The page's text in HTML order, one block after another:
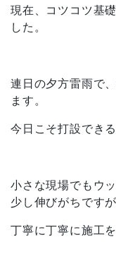
現在、コツコツ基
した。
連日の夕方雷雨で
ます。
今日こそ打設でき
小さな現場でもウ
少し伸びがちですが
丁寧に丁寧に施工